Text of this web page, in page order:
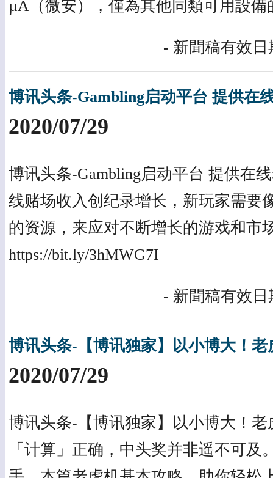
µA（微安），僅為其他同類可用設備
- 新聞稿有效日
博讯头条-Gambling启动平台 提供在
2020/07/29
博讯头条-Gambling启动平台 提供在
线赌场收入创纪录增长，新玩家需要
的资源，来应对不断增长的游戏和市
https://bit.ly/3hMWG7I
- 新聞稿有效日
博讯头条-【博讯独家】以小博大！老
2020/07/29
博讯头条-【博讯独家】以小博大！
「计算」正确，中头奖并非遥不可及